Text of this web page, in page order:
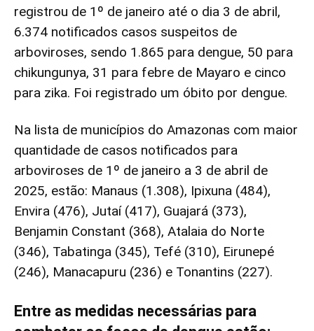
registrou de 1º de janeiro até o dia 3 de abril,
6.374 notificados casos suspeitos de
arboviroses, sendo 1.865 para dengue, 50 para
chikungunya, 31 para febre de Mayaro e cinco
para zika. Foi registrado um óbito por dengue.
Na lista de municípios do Amazonas com maior
quantidade de casos notificados para
arboviroses de 1º de janeiro a 3 de abril de
2025, estão: Manaus (1.308), Ipixuna (484),
Envira (476), Jutaí (417), Guajará (373),
Benjamin Constant (368), Atalaia do Norte
(346), Tabatinga (345), Tefé (310), Eirunepé
(246), Manacapuru (236) e Tonantins (227).
Entre as medidas necessárias para